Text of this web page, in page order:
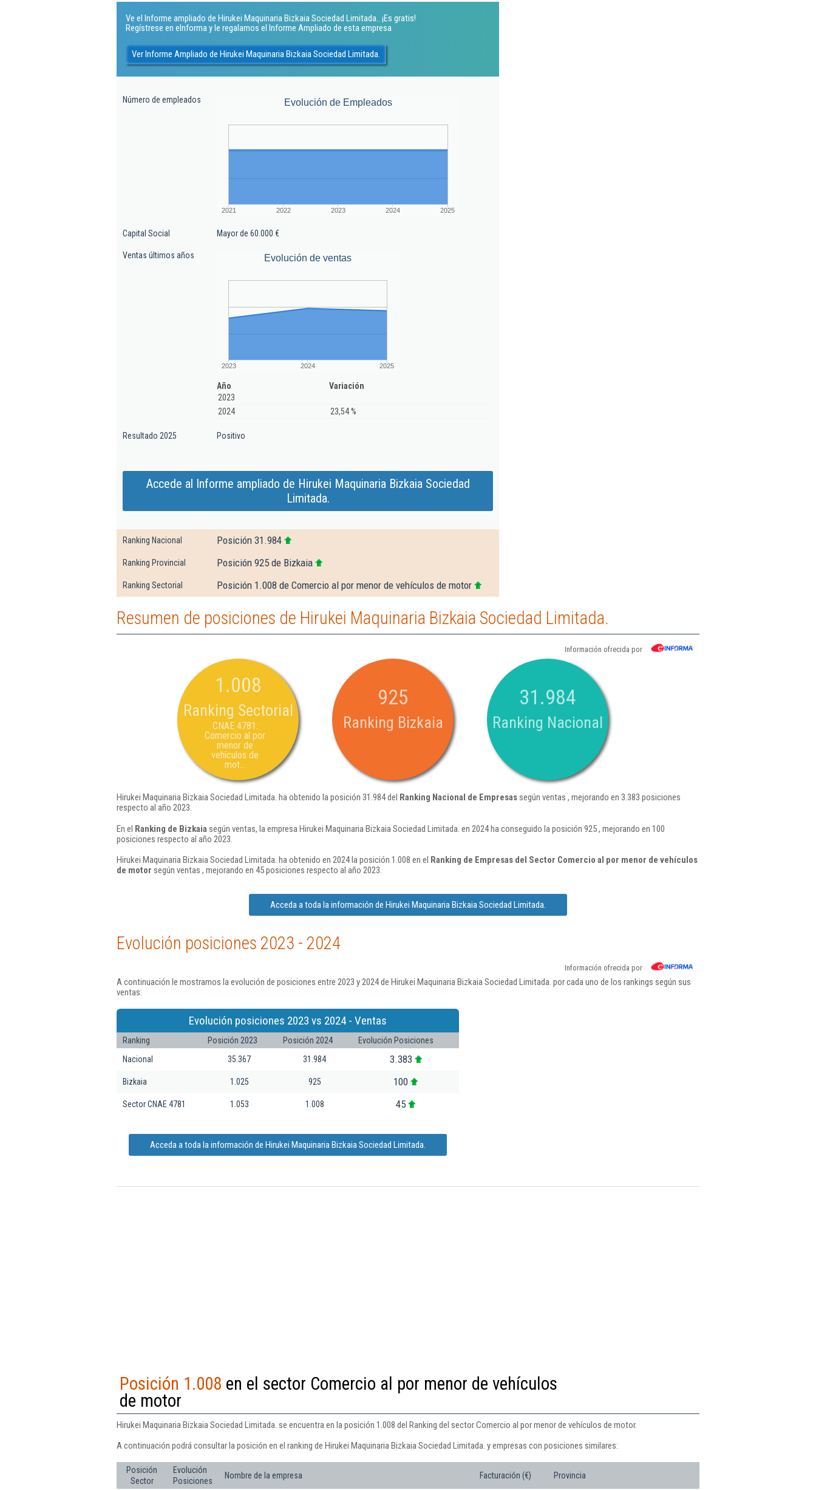
Ve el Informe ampliado de Hirukei Maquinaria Bizkaia Sociedad Limitada.. ¡Es gratis!
Regístrese en eInforma y le regalamos el Informe Ampliado de esta empresa
Ver Informe Ampliado de Hirukei Maquinaria Bizkaia Sociedad Limitada.
Número de empleados Evolución de Empleados
2021 2022 2023 2024 2025
Capital Social Mayor de 60.000 €
Ventas últimos años Evolución de ventas
2023 2024 2025
Año
Variación
2023
2024
23,54 %
Resultado 2025 Positivo
Accede al Informe ampliado de Hirukei Maquinaria Bizkaia Sociedad
Limitada.
Ranking Nacional Posición 31.984
Ranking Provincial Posición 925 de Bizkaia
Ranking Sectorial Posición 1.008 de Comercio al por menor de vehículos de motor
Resumen de posiciones de Hirukei Maquinaria Bizkaia Sociedad Limitada.
Información ofrecida por
1.008
Ranking Sectorial
CNAE 4781:
Comercio al por
menor de
vehículos de
mot...
925
Ranking Bizkaia
31.984
Ranking Nacional
Hirukei Maquinaria Bizkaia Sociedad Limitada. ha obtenido la posición 31.984 del Ranking Nacional de Empresassegún ventas , mejorando en 3.383 posiciones
respecto al año 2023.
En el Ranking de Bizkaia según ventas, la empresa Hirukei Maquinaria Bizkaia Sociedad Limitada. en 2024 ha conseguido la posición 925 , mejorando en 100
posiciones respecto al año 2023.
Hirukei Maquinaria Bizkaia Sociedad Limitada. ha obtenido en 2024 la posición 1.008 en el Ranking de Empresas del Sector Comercio al por menor de vehículos
de motor según ventas , mejorando en 45 posiciones respecto al año 2023.
Acceda a toda la información de Hirukei Maquinaria Bizkaia Sociedad Limitada.
Evolución posiciones 2023 - 2024
Información ofrecida por
A continuación le mostramos la evolución de posiciones entre 2023 y 2024 de Hirukei Maquinaria Bizkaia Sociedad Limitada. por cada uno de los rankings según sus
ventas:
Evolución posiciones 2023 vs 2024 - Ventas
Ranking Posición 2023 Posición 2024
Evolución Posiciones
Nacional
35.367 31.984 3.383
Bizkaia 1.025 925 100
Sector CNAE 4781 1.053 1.008 45
Acceda a toda la información de Hirukei Maquinaria Bizkaia Sociedad Limitada.
Posición 1.008 en el sector Comercio al por menor de vehículos
de motor
Hirukei Maquinaria Bizkaia Sociedad Limitada. se encuentra en la posición 1.008 del Ranking del sector Comercio al por menor de vehículos de motor.
A continuación podrá consultar la posición en el ranking de Hirukei Maquinaria Bizkaia Sociedad Limitada. y empresas con posiciones similares:
Posición
Sector
Evolución
Posiciones
Nombre de la empresa Facturación (€) Provincia